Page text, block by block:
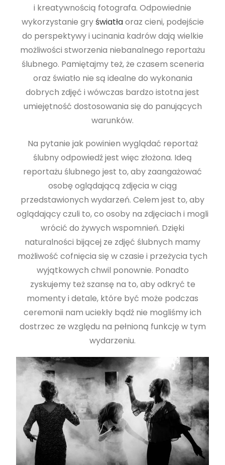
i kreatywnością fotografa. Odpowiednie
wykorzystanie gry światłaoraz cieni, podejście
do perspektywy i ucinania kadrów dają wielkie
możliwości stworzenia niebanalnego reportażu
ślubnego. Pamiętajmy też, że czasem sceneria
oraz światło nie są idealne do wykonania
dobrych zdjęć i wówczas bardzo istotna jest
umiejętność dostosowania się do panujących
warunków.
Na pytanie jak powinien wyglądać reportaż
ślubny odpowiedź jest więc złożona. Ideą
reportażu ślubnego jest to, aby zaangażować
osobę oglądającą zdjęcia w ciąg
przedstawionych wydarzeń. Celem jest to, aby
oglądający czuli to, co osoby na zdjęciach i mogli
wrócić do żywych wspomnień. Dzięki
naturalności bijącej ze zdjęć ślubnych mamy
możliwość cofnięcia się w czasie i przeżycia tych
wyjątkowych chwil ponownie. Ponadto
zyskujemy też szansę na to, aby odkryć te
momenty i detale, które być może podczas
ceremonii nam uciekły bądź nie mogliśmy ich
dostrzec ze względu na pełnioną funkcję w tym
wydarzeniu.